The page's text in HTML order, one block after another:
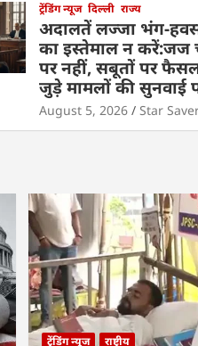
ट्रेंडिंग न्यूज दिल्ली राज्य
अदालतें लज्जा भंग-
का इस्तेमाल न करें:जज
पर नहीं, सबूतों पर
जुड़े मामलों की सुनवाई
August 5, 2026 Star
ट्रेंडिंग न्यूज राष्ट्रीय